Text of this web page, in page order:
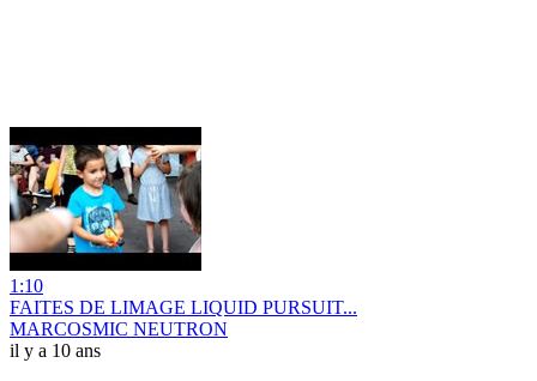
1:10
FAITES DE LIMAGE LIQUID PURSUIT...
MARCOSMIC NEUTRON
il y a 10 ans